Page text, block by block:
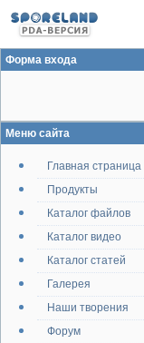
Форма входа
Меню сайта
Главная страница
Продукты
Каталог файлов
Каталог видео
Каталог статей
Галерея
Наши творения
Форум